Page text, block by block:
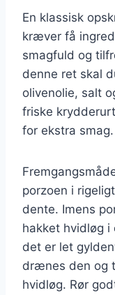
En klassisk
kræver få
smagfuld og
denne ret skal
olivenolie, salt
friske
for ekstra smag.
porzoen i
dente. Imens
hakket hvidløg i
det er let
drænes den og
hvidløg. Rør